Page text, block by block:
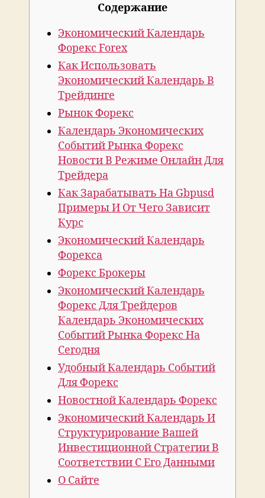
Cодержание
Экономический Календарь
Форекс Forex
Как Использовать
Экономический Календарь В
Трейдинге
Рынок Форекс
Календарь Экономических
Событий Рынка Форекс
Новости В Режиме Онлайн Для
Трейдера
Как Зарабатывать На Gbpusd
Примеры И От Чего Зависит
Курс
Экономический Календарь
Форекса
Форекс Брокеры
Экономический Календарь
Форекс Для Трейдеров
Календарь Экономических
Событий Рынка Форекс На
Сегодня
Удобный Календарь Событий
Для Форекс
Новостной Календарь Форекс
Экономический Календарь И
Структурирование Вашей
Инвестиционной Стратегии В
Соответствии С Его Данными
О Сайте